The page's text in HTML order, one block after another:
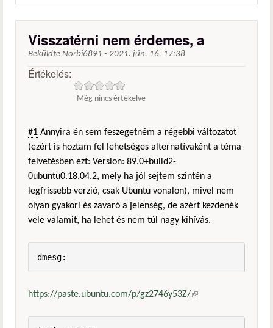
Visszatérni nem érdemes, a
Beküldte Norbi6891 - 2021. jún. 16. 17:38
Értékelés:
Még nincs értékelve
#1 Annyira én sem feszegetném a régebbi változatot
(ezért is hoztam fel lehetséges alternatívaként a téma
felvetésben ezt: Version: 89.0+build2-
0ubuntu0.18.04.2, mely ha jól sejtem szintén a
legfrissebb verzió, csak Ubuntu vonalon), mivel nem
olyan gyakori és zavaró a jelenség, de azért kezdenék
vele valamit, ha lehet és nem túl nagy kihívás.
dmesg:
https://paste.ubuntu.com/p/gz2746y53Z/(külső